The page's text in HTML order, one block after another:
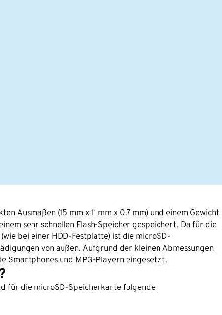
Ausmaßen (15 mm x 11 mm x 0,7 mm) und einem Gewicht
sehr schnellen Flash-Speicher gespeichert. Da für die
bei einer HDD-Festplatte) ist die microSD-
von außen. Aufgrund der kleinen Abmessungen
Smartphones und MP3-Playern eingesetzt.
für die microSD-Speicherkarte folgende